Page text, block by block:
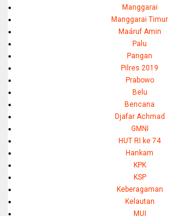
Manggarai
Manggarai Timur
Maáruf Amin
Palu
Pangan
Pilres 2019
Prabowo
Belu
Bencana
Djafar Achmad
GMNI
HUT RI ke 74
Hankam
KPK
KSP
Keberagaman
Kelautan
MUI